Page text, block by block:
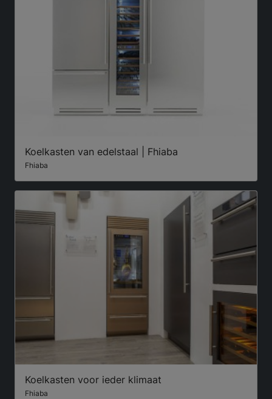
Koelkasten van edelstaal | Fhiaba
Fhiaba
Koelkasten voor ieder klimaat
Fhiaba